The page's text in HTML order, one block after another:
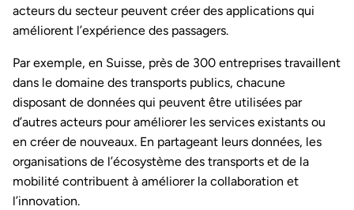
acteurs du secteur peuvent créer des applications qui
améliorent l’expérience des passagers.
Par exemple, en Suisse, près de 300 entreprises travaillent
dans le domaine des transports publics, chacune
disposant de données qui peuvent être utilisées par
d’autres acteurs pour améliorer les services existants ou
en créer de nouveaux. En partageant leurs données, les
organisations de l’écosystème des transports et de la
mobilité contribuent à améliorer la collaboration et
l’innovation.